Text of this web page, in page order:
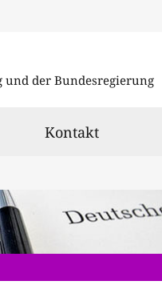
und der Bundesregierung
Kontakt